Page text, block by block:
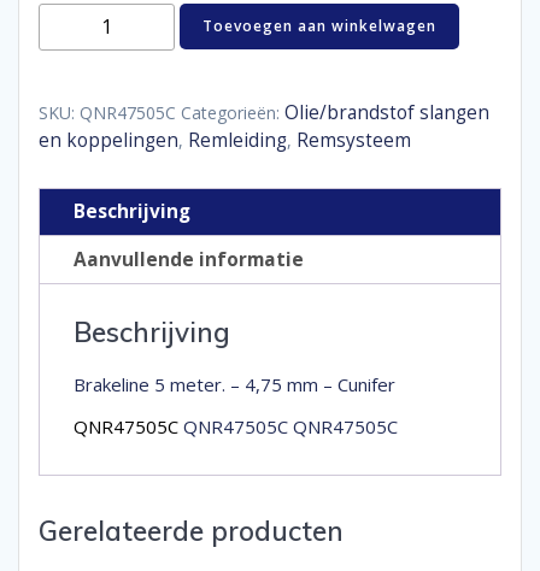
Brake
mm
aantal
Toevoegen aan winkelwagen
SKU: QNR47505C Categorieën: Olie/brandstof slangen
en koppelingen, Remleiding, Remsysteem
Beschrijving
Aanvullende informatie
Beschrijving
Brakeline 5 meter. – 4,75 mm – Cunifer
QNR47505C QNR47505C QNR47505C
Gerelateerde producten